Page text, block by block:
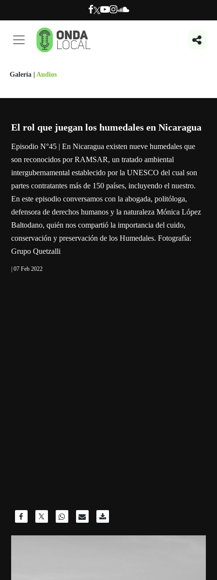
Galería Audios
El rol que juegan los humedales en Nicaragua
Episodio N°45 | En Nicaragua existen nueve humedales que
son reconocidos por RAMSAR, un tratado ambiental
intergubernamental establecido por la UNESCO del cual son
partes contratantes más de 150 países, incluyendo el nuestro.
En este episodio conversamos con la abogada, politóloga,
defensora de derechos humanos y la naturaleza Mónica López
Baltodano, quién nos compartió la importancia del cuido,
conservación y preservación de los Humedales. Fotografía:
Grupo Quetzalli
| 07 Feb 2022